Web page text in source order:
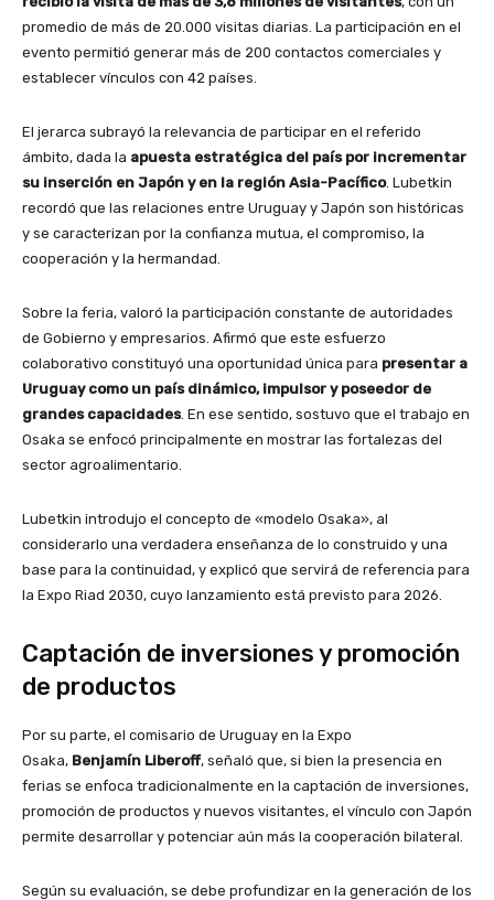
promedio de más de 20.000 visitas diarias. La participación en el
evento permitió generar más de 200 contactos comerciales y
establecer vínculos con 42 países.
El jerarca subrayó la relevancia de participar en el referido
ámbito, dada la apuesta estratégica del país por incrementar
su inserción en Japón y en la región Asia-Pacífico. Lubetkin
recordó que las relaciones entre Uruguay y Japón son históricas
y se caracterizan por la confianza mutua, el compromiso, la
cooperación y la hermandad.
Sobre la feria, valoró la participación constante de autoridades
de Gobierno y empresarios. Afirmó que este esfuerzo
colaborativo constituyó una oportunidad única para presentar a
Uruguay como un país dinámico, impulsor y poseedor de
grandes capacidades. En ese sentido, sostuvo que el trabajo en
Osaka se enfocó principalmente en mostrar las fortalezas del
sector agroalimentario.
Lubetkin introdujo el concepto de «modelo Osaka», al
considerarlo una verdadera enseñanza de lo construido y una
base para la continuidad, y explicó que servirá de referencia para
la Expo Riad 2030, cuyo lanzamiento está previsto para 2026.
Captación de inversiones y promoción
de productos
Por su parte, el comisario de Uruguay en la Expo
Osaka, Benjamín Liberoff, señaló que, si bien la presencia en
ferias se enfoca tradicionalmente en la captación de inversiones,
promoción de productos y nuevos visitantes, el vínculo con Japón
permite desarrollar y potenciar aún más la cooperación bilateral.
Según su evaluación, se debe profundizar en la generación de los